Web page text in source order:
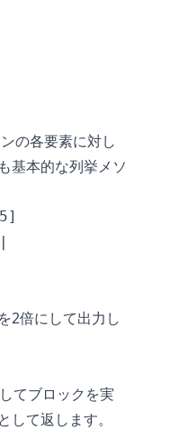
の各要素に対し
基本的な列挙メソ
2倍にして出力し
てブロックを実
て返します。